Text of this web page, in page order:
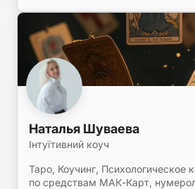
Наталья Шуваева
Інтуїтивний коуч
Таро, Коучинг, Психологическое
по средствам МАК-Карт,